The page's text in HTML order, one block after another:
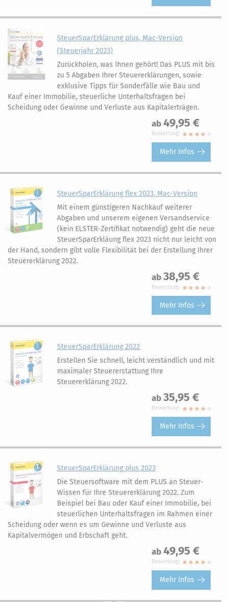
SteuerSparErklärung plus, Mac-Version
(Steuerjahr 2023)
Zurückholen, was Ihnen gehört! Das PLUS mit bis
zu 5 Abgaben Ihrer Steuererklärungen, sowie
exklusive Tipps für Sonderfälle wie Bau und
Kauf einer Immobilie, steuerliche Unterhaltsfragen bei
Scheidung oder Gewinne und Verluste aus Kapitalerträgen.
ab 49,95 €
Bewertung:
Mehr Infos
SteuerSparErklärung flex 2023, Mac-Version
Mit einem günstigeren Nachkauf weiterer
Abgaben und unserem eigenen Versandservice
(kein ELSTER-Zertifikat notwendig) geht die neue
SteuerSparErkläung flex 2023 nicht nur leicht von
der Hand, sondern gibt volle Flexibilität bei der Erstellung Ihrer
Steuererklärung 2022.
ab 38,95 €
Bewertung:
Mehr Infos
SteuerSparErklärung 2022
Erstellen Sie schnell, leicht verständlich und mit
maximaler Steuererstattung Ihre
Steuererklärung 2022.
ab 35,95 €
Bewertung:
Mehr Infos
SteuerSparErklärung plus 2023
Die Steuersoftware mit dem PLUS an Steuer-
Wissen für Ihre Steuererklärung 2022. Zum
Beispiel bei Bau oder Kauf einer Immobilie, bei
steuerlichen Unterhaltsfragen im Rahmen einer
Scheidung oder wenn es um Gewinne und Verluste aus
Kapitalvermögen und Erbschaft geht.
ab 49,95 €
Bewertung:
Mehr Infos